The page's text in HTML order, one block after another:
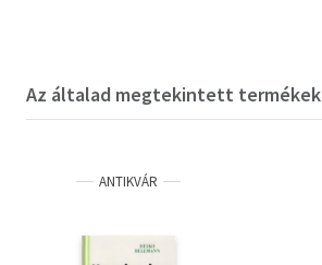
Az általad megtekintett termékek
ANTIKVÁR